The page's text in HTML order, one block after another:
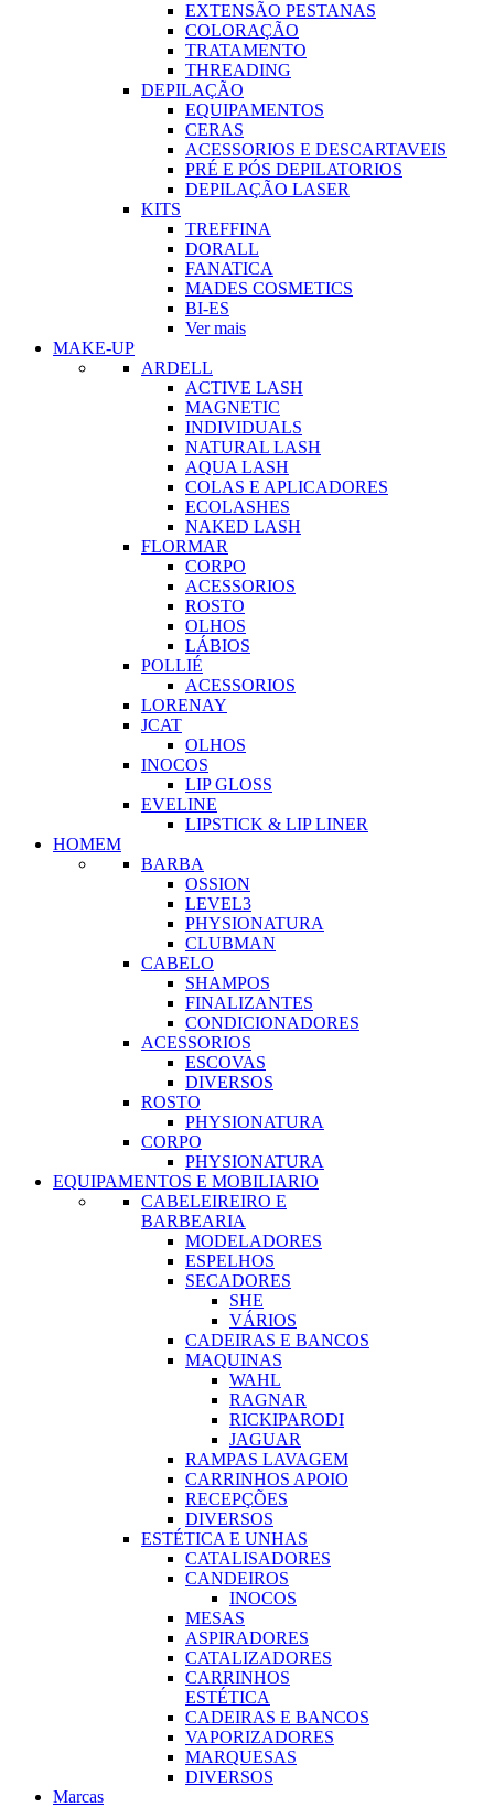
EXTENSÃO PESTANAS
COLORAÇÃO
TRATAMENTO
THREADING
DEPILAÇÃO
EQUIPAMENTOS
CERAS
ACESSORIOS E DESCARTAVEIS
PRÉ E PÓS DEPILATORIOS
DEPILAÇÃO LASER
KITS
TREFFINA
DORALL
FANATICA
MADES COSMETICS
BI-ES
Ver mais
MAKE-UP
ARDELL
ACTIVE LASH
MAGNETIC
INDIVIDUALS
NATURAL LASH
AQUA LASH
COLAS E APLICADORES
ECOLASHES
NAKED LASH
FLORMAR
CORPO
ACESSORIOS
ROSTO
OLHOS
LÁBIOS
POLLIÉ
ACESSORIOS
LORENAY
JCAT
OLHOS
INOCOS
LIP GLOSS
EVELINE
LIPSTICK & LIP LINER
HOMEM
BARBA
OSSION
LEVEL3
PHYSIONATURA
CLUBMAN
CABELO
SHAMPOS
FINALIZANTES
CONDICIONADORES
ACESSORIOS
ESCOVAS
DIVERSOS
ROSTO
PHYSIONATURA
CORPO
PHYSIONATURA
EQUIPAMENTOS E MOBILIARIO
CABELEIREIRO E
BARBEARIA
MODELADORES
ESPELHOS
SECADORES
SHE
VÁRIOS
CADEIRAS E BANCOS
MAQUINAS
WAHL
RAGNAR
RICKIPARODI
JAGUAR
RAMPAS LAVAGEM
CARRINHOS APOIO
RECEPÇÕES
DIVERSOS
ESTÉTICA E UNHAS
CATALISADORES
CANDEIROS
INOCOS
MESAS
ASPIRADORES
CATALIZADORES
CARRINHOS
ESTÉTICA
CADEIRAS E BANCOS
VAPORIZADORES
MARQUESAS
DIVERSOS
Marcas